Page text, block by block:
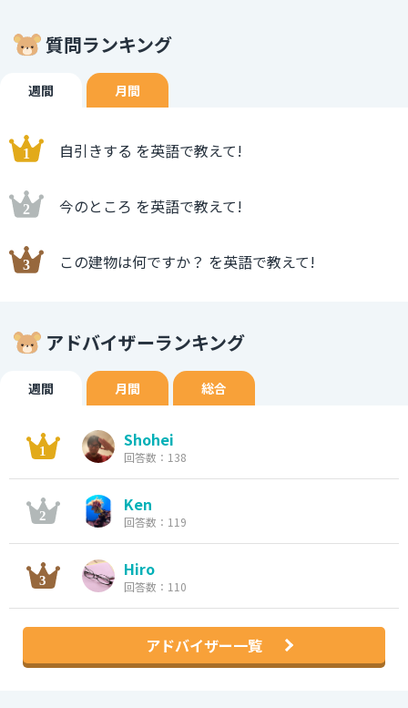
質問ランキング
週間 月間
自引きする を英語で教えて!
今のところ を英語で教えて!
この建物は何ですか？ を英語で教えて!
アドバイザーランキング
週間 月間 総合
Shohei
回答数：138
Ken
回答数：119
Hiro
回答数：110
アドバイザー一覧